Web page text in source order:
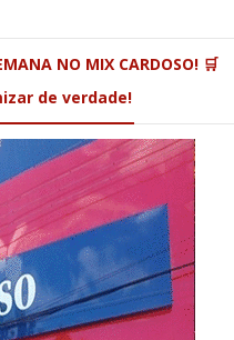
NO MIX CARDOSO! 🛒
de verdade!